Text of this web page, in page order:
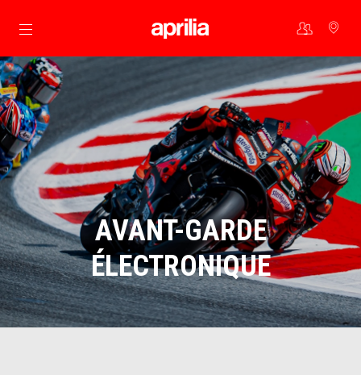
Aller au contenu principal
AVANT-GARDE
ÉLECTRONIQUE